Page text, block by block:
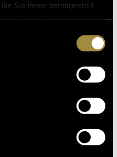
Sie ihnen bereitgestellt